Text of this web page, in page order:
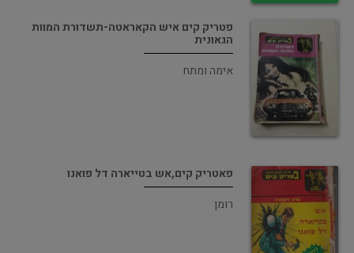
פטריק קים איש הקאראטה-תשדורת המוות
הגאונית
אימה ומתח
פאטריק קים,אש בטייארה דל פואנו
רומן